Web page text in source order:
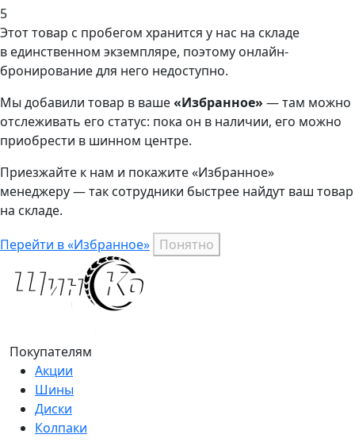
5
Этот товар с пробегом хранится у нас на складе
в единственном экземпляре, поэтому онлайн-
бронирование для него недоступно.
Мы добавили товар в ваше«Избранное» — там можно
отслеживать его статус: пока он в наличии, его можно
приобрести в шинном центре.
Приезжайте к нам и покажите «Избранное»
менеджеру — так сотрудники быстрее найдут ваш товар
на складе.
Перейти в «Избранное» Понятно
Покупателям
Акции
Шины
Диски
Колпаки